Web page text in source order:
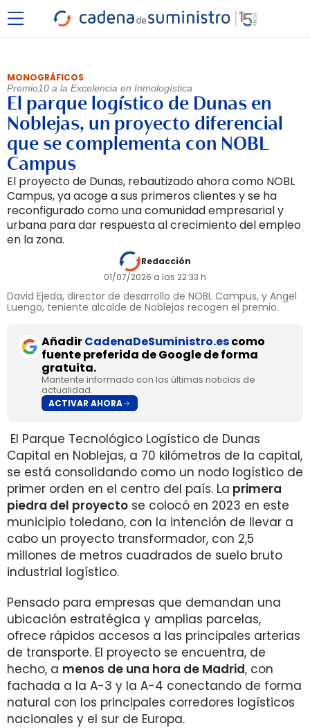
MONOGRÁFICOS
Premio10 a la Excelencia en Inmologística
El parque logístico de Dunas en
Noblejas, un proyecto diferencial
que se complementa con NOBL
Campus
El proyecto de Dunas, rebautizado ahora como NOBL
Campus, ya acoge a sus primeros clientes y se ha
reconfigurado como una comunidad empresarial y
urbana para dar respuesta al crecimiento del empleo
en la zona.
Redacción
01/07/2026 a las 22:33 h
David Ejeda, director de desarrollo de NOBL Campus, y Angel
Luengo, teniente alcalde de Noblejas recogen el premio.
AñadirCadenaDeSuministro.escomo
fuente preferida de Google de forma
gratuita.
Mantente informado con las últimas noticias de
actualidad.
ACTIVAR AHORA
El Parque Tecnológico Logístico de Dunas
Capital en Noblejas, a 70 kilómetros de la capital,
se está consolidando como un nodo logístico de
primer orden en el centro del país. La primera
piedra del proyecto se colocó en 2023 en este
municipio toledano, con la intención de llevar a
cabo un proyecto transformador, con 2,5
millones de metros cuadrados de suelo bruto
industrial logístico.
Pensado para empresas que demandan una
ubicación estratégica y amplias parcelas,
ofrece rápidos accesos a las principales arterias
de transporte. El proyecto se encuentra, de
hecho, a menos de una hora de Madrid, con
fachada a la A-3 y la A-4 conectando de forma
natural con los principales corredores logísticos
nacionales y el sur de Europa.